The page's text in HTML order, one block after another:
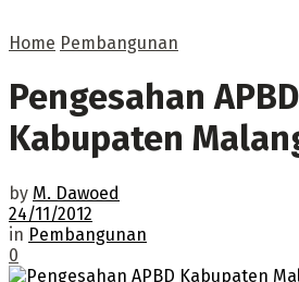
Home Pembangunan
Pengesahan APBD
Kabupaten
by M. Dawoed
24/11/2012
in Pembangunan
0